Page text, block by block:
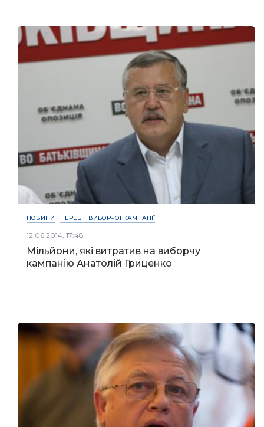
НОВИНИ ПЕРЕБІГ ВИБОРЧОЇ КАМПАНІЇ
12.06.2014, 17:48
Мільйони, які витратив на виборчу
кампанію Анатолій Гриценко